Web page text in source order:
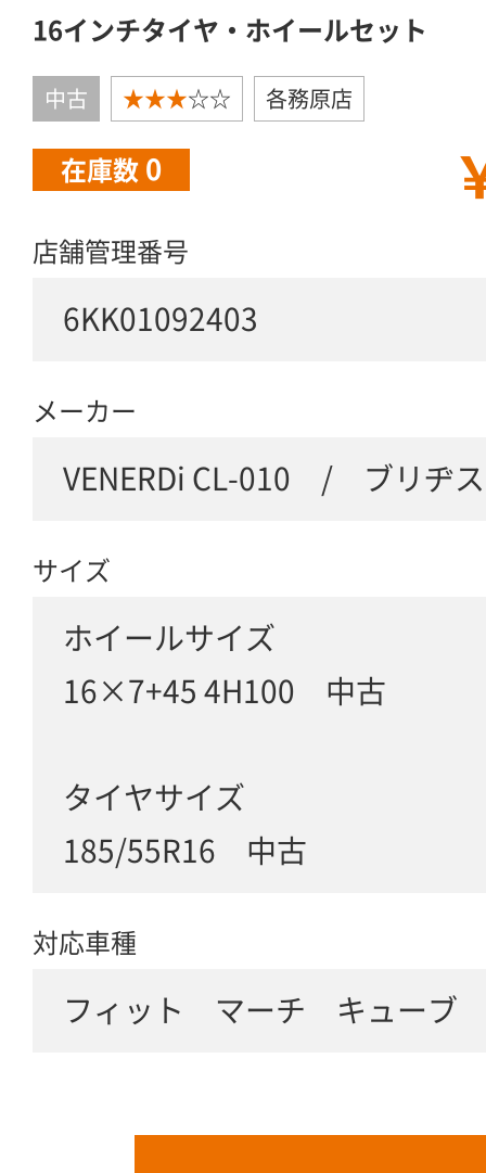
16インチタイヤ・ホイールセット
中古 ★★★☆☆ 各務原店
在庫数 0
店舗管理番号
6KK01092403
メーカー
VENERDi CL-010 / ブリヂ
サイズ
ホイールサイズ
16×7+45 4H100 中古
タイヤサイズ
185/55R16 中古
対応車種
フィット マーチ キューブ